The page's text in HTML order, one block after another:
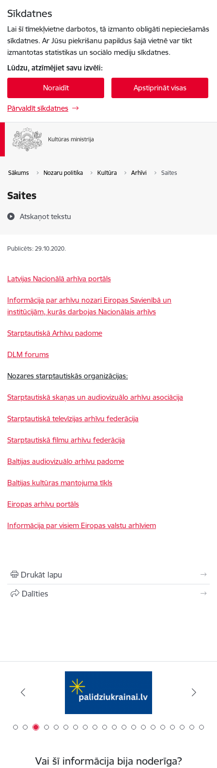
Sīkdatnes
Lai šī tīmekļvietne darbotos, tā izmanto obligāti nepieciešamās
sīkdatnes. Ar Jūsu piekrišanu papildus šajā vietnē var tikt
izmantotas statistikas un sociālo mediju sīkdatnes.
Lūdzu, atzīmējiet savu izvēli:
Noraidīt Apstiprināt visas
Pārvaldīt sīkdatnes
Sākums Nozaru politika Kultūra Arhīvi Saites
Saites
Atskaņot tekstu
Publicēts: 29.10.2020.
Latvijas Nacionālā arhīva portāls
Informācija par arhīvu nozari Eiropas Savienībā un
institūcijām, kurās darbojas Nacionālais arhīvs
Starptautiskā Arhīvu padome
DLM forums
Nozares starptautiskās organizācijas:
Starptautiskā skaņas un audiovizuālo arhīvu asociācija
Starptautiskā televīzijas arhīvu federācija
Starptautiskā filmu arhīvu federācija
Baltijas audiovizuālo arhīvu padome
Baltijas kultūras mantojuma tīkls
Eiropas arhīvu portāls
Informācija par visiem Eiropas valstu arhīviem
Drukāt lapu
Dalīties
Vai šī informācija bija noderīga?